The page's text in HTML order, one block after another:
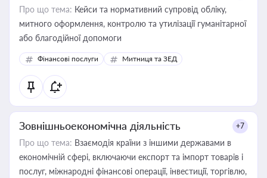
Про що тема: Кейси та нормативний супровід обліку,
митного оформлення, контролю та утилізації гуманітарної
або благодійної допомоги
Фінансові послуги Митниця та ЗЕД
Зовнішньоекономічна діяльність +7
Про що тема: Взаємодія країни з іншими державами в
економічній сфері, включаючи експорт та імпорт товарів і
послуг, міжнародні фінансові операції, інвестиції, торгівлю,